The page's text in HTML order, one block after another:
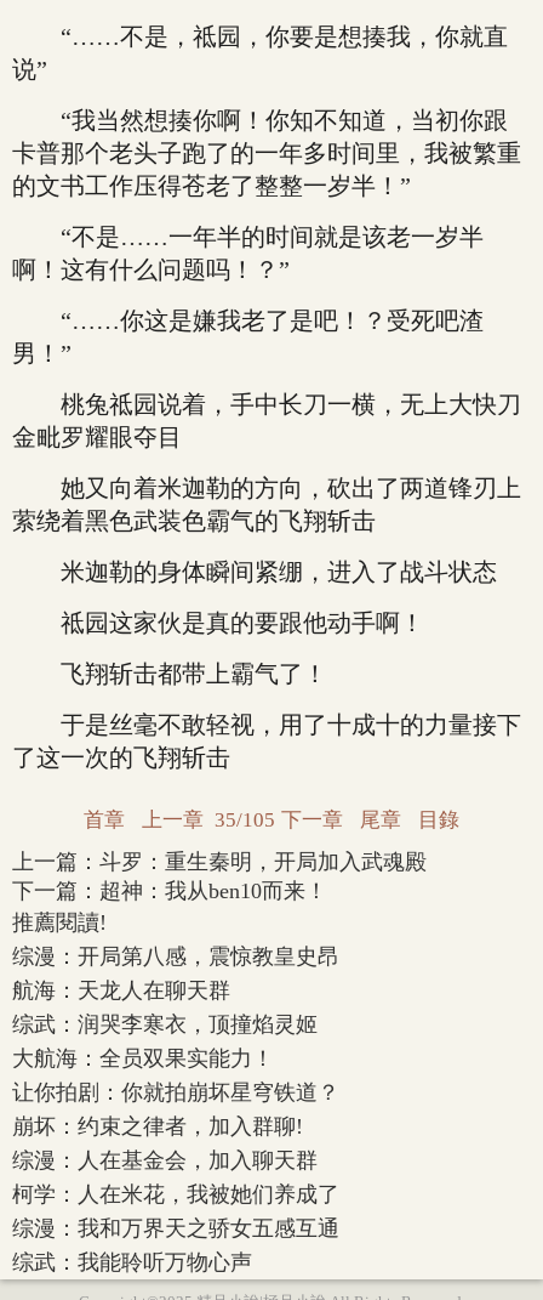
“……不是，祗园，你要是想揍我，你就直
说”
“我当然想揍你啊！你知不知道，当初你跟
卡普那个老头子跑了的一年多时间里，我被繁重
的文书工作压得苍老了整整一岁半！”
“不是……一年半的时间就是该老一岁半
啊！这有什么问题吗！？”
“……你这是嫌我老了是吧！？受死吧渣
男！”
桃兔祗园说着，手中长刀一横，无上大快刀
金毗罗耀眼夺目
她又向着米迦勒的方向，砍出了两道锋刃上
萦绕着黑色武装色霸气的飞翔斩击
米迦勒的身体瞬间紧绷，进入了战斗状态
祗园这家伙是真的要跟他动手啊！
飞翔斩击都带上霸气了！
于是丝毫不敢轻视，用了十成十的力量接下
了这一次的飞翔斩击
首章 上一章 35/105 下一章 尾章 目錄
上一篇： 斗罗：重生秦明，开局加入武魂殿
下一篇： 超神：我从ben10而来！
推薦閱讀!
综漫：开局第八感，震惊教皇史昂
航海：天龙人在聊天群
综武：润哭李寒衣，顶撞焰灵姬
大航海：全员双果实能力！
让你拍剧：你就拍崩坏星穹铁道？
崩坏：约束之律者，加入群聊!
综漫：人在基金会，加入聊天群
柯学：人在米花，我被她们养成了
综漫：我和万界天之骄女五感互通
综武：我能聆听万物心声